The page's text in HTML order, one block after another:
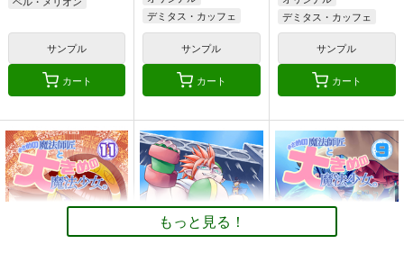
サークル「ユーリカ」
百合アンソロジー２
告白のすきまで×木枯
らしのルーチェ
ユーリカ
330 （税込）
同人作家がクリスタだ
けで作る同人誌の表紙
デザイン
壱番地
1,100円（税込）
オリジナル
台所
乱痴気事虫所
110円（税込）
オリジナル
ホワイト
サンプル
カート
デミタス・カッフェ
マフィン・フラガ
ハルナス・アイザラ
サンプル
カート
デミタス・カッフェ
マフィン・フラガ
ハルナス・アイザラ
サンプル
カート
もっと見る！